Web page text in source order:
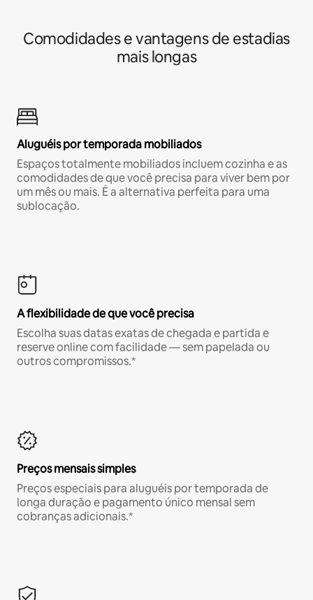
Comodidades e vantagens de estadias
mais longas
Aluguéis por temporada mobiliados
Espaços totalmente mobiliados incluem cozinha e as
comodidades de que você precisa para viver bem por
um mês ou mais. É a alternativa perfeita para uma
sublocação.
A flexibilidade de que você precisa
Escolha suas datas exatas de chegada e partida e
reserve online com facilidade — sem papelada ou
outros compromissos.*
Preços mensais simples
Preços especiais para aluguéis por temporada de
longa duração e pagamento único mensal sem
cobranças adicionais.*